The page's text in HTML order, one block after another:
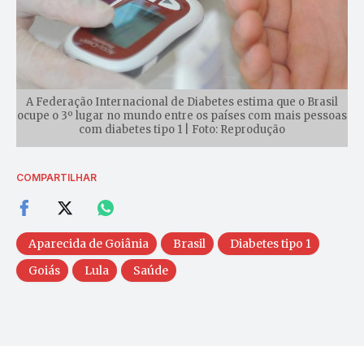
A Federação Internacional de Diabetes estima que o Brasil
ocupe o 3º lugar no mundo entre os países com mais pessoas
com diabetes tipo 1 | Foto: Reprodução
COMPARTILHAR
Aparecida de Goiânia Brasil
Diabetes tipo 1
Goiás
Lula Saúde